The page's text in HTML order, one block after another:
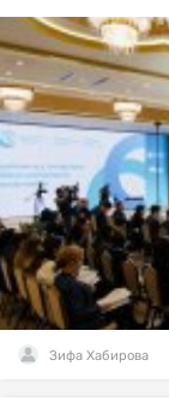
Зифа Хабирова